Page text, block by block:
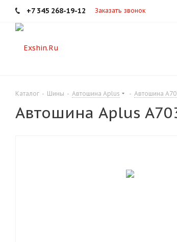
+7 345 268-19-12 Заказать звонок
Каталог - Шины - Автошина Aplus - Автошина
Автошина Aplus